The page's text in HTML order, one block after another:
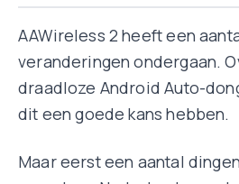
AAWireless 2 heeft een
veranderingen ondergaan.
draadloze Android Auto-
dit een goede kans hebben.
Maar eerst een aantal